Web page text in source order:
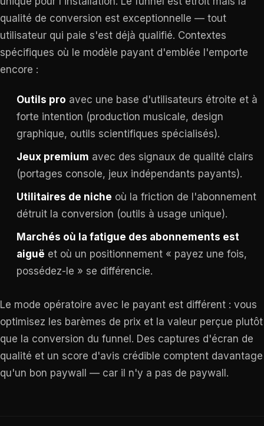
qualité de conversion est exceptionnelle — tout
utilisateur qui paie s'est déjà qualifié. Contextes
spécifiques où le modèle payant d'emblée l'emporte
encore :
Outils pro avec une base d'utilisateurs étroite et à
forte intention (production musicale, design
graphique, outils scientifiques spécialisés).
Jeux premium avec des signaux de qualité clairs
(portages console, jeux indépendants payants).
Utilitaires de niche où la friction de l'abonnement
détruit la conversion (outils à usage unique).
Marchés où la fatigue des abonnements est
aiguë et où un positionnement « payez une fois,
possédez-le » se différencie.
Le mode opératoire avec le payant est différent : vous
optimisez les barèmes de prix et la valeur perçue plutôt
que la conversion du funnel. Des captures d'écran de
qualité et un score d'avis crédible comptent davantage
qu'un bon paywall — car il n'y a pas de paywall.